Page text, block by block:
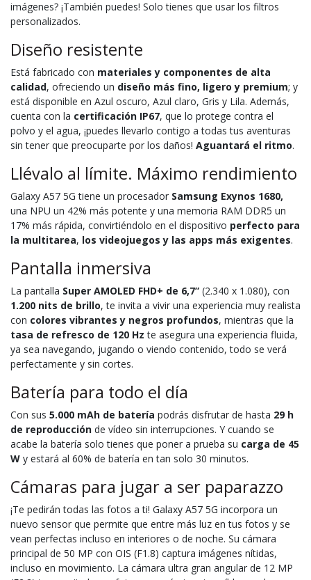
imágenes? ¡También puedes! Solo tienes que usar los filtros
personalizados.
Diseño resistente
Está fabricado con materiales y componentes de alta
calidad, ofreciendo un diseño más fino, ligero y premium; y
está disponible en Azul oscuro, Azul claro, Gris y Lila. Además,
cuenta con la certificación IP67, que lo protege contra el
polvo y el agua, ¡puedes llevarlo contigo a todas tus aventuras
sin tener que preocuparte por los daños! Aguantará el ritmo.
Llévalo al límite. Máximo rendimiento
Galaxy A57 5G tiene un procesador Samsung Exynos 1680,
una NPU un 42% más potente y una memoria RAM DDR5 un
17% más rápida, convirtiéndolo en el dispositivo perfecto para
la multitarea, los videojuegos y las apps más exigentes.
Pantalla inmersiva
La pantalla Super AMOLED FHD+ de 6,7” (2.340 x 1.080), con
1.200 nits de brillo, te invita a vivir una experiencia muy realista
con colores vibrantes y negros profundos, mientras que la
tasa de refresco de 120 Hz te asegura una experiencia fluida,
ya sea navegando, jugando o viendo contenido, todo se verá
perfectamente y sin cortes.
Batería para todo el día
Con sus 5.000 mAh de batería podrás disfrutar de hasta 29 h
de reproducción de vídeo sin interrupciones. Y cuando se
acabe la batería solo tienes que poner a prueba su carga de 45
W y estará al 60% de batería en tan solo 30 minutos.
Cámaras para jugar a ser paparazzo
¡Te pedirán todas las fotos a ti! Galaxy A57 5G incorpora un
nuevo sensor que permite que entre más luz en tus fotos y se
vean perfectas incluso en interiores o de noche. Su cámara
principal de 50 MP con OIS (F1.8) captura imágenes nítidas,
incluso en movimiento. La cámara ultra gran angular de 12 MP